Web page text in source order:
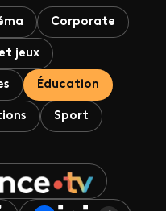
Corporate
jeux
Éducation
Sport